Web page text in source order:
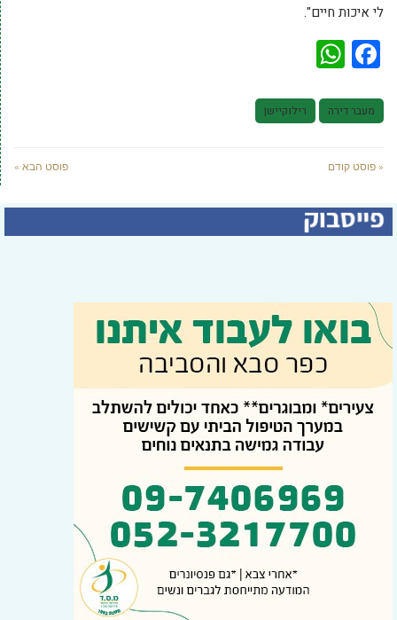
לי איכות חיים".
Facebook
מעבר דירה רילוקיישן
« פוסט קודם פוסט הבא »